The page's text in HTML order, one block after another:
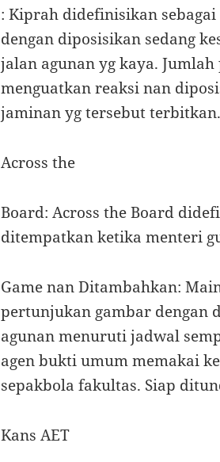
: Kiprah didefinisikan
dengan diposisikan sedang
jalan agunan yg kaya.
menguatkan reaksi nan
jaminan yg tersebut terbitkan.
Across the
Board: Across the Board
ditempatkan ketika menteri
Game nan Ditambahkan:
pertunjukan gambar dengan
agunan menuruti jadwal
agen bukti umum memakai
sepakbola fakultas. Siap
Kans AET